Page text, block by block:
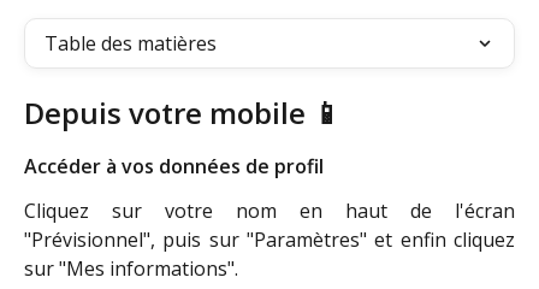
Table des matières
Depuis votre mobile 📱
Accéder à vos données de profil
Cliquez sur votre nom en haut de l'écran
"Prévisionnel", puis sur "Paramètres" et enfin cliquez
sur "Mes informations".